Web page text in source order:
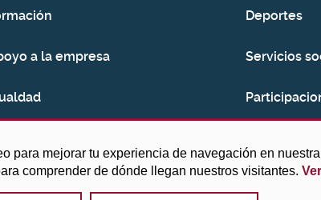
para mejorar tu experiencia de navegación en
comprender de dónde llegan nuestros visitantes.
a la empresa
Deportes
Servicios